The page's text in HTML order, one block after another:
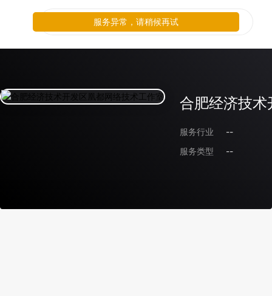
合肥经济技术
服务行业
--
服务类型
--
服务异常，请稍候再试